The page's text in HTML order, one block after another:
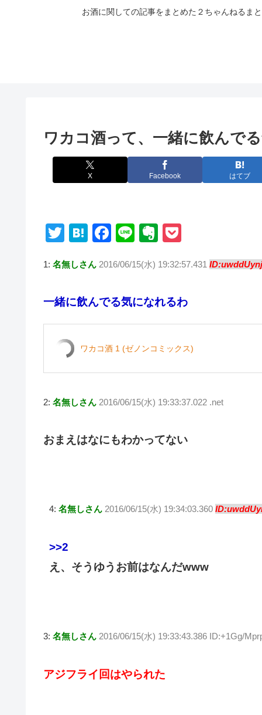
お酒に関しての記事をまとめた２ちゃんねるま
ワカコ酒って、一緒に飲んで
X Facebook はてブ
T
tt
H
e
a
F
c
b
o
o
Li
e
E
er
ot
e
ck
1: 名無しさん 2016/06/15(水) 19:32:57.431
一緒に飲んでる気になれるわ
ワカコ酒 1 (ゼノンコミックス)
2: 名無しさん 2016/06/15(水) 19:33:37.022 .net
おまえはなにもわかってない
4: 名無しさん 2016/06/15(水) 19:34:03.360
>>2
え、そうゆうお前はなんだwww
3: 名無しさん 2016/06/15(水) 19:33:43.386 ID:+1Gg/
アジフライ回はやられた